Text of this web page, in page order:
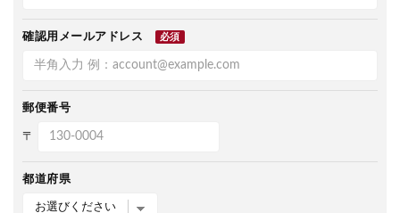
確認用メールアドレス 必須
郵便番号
〒
都道府県